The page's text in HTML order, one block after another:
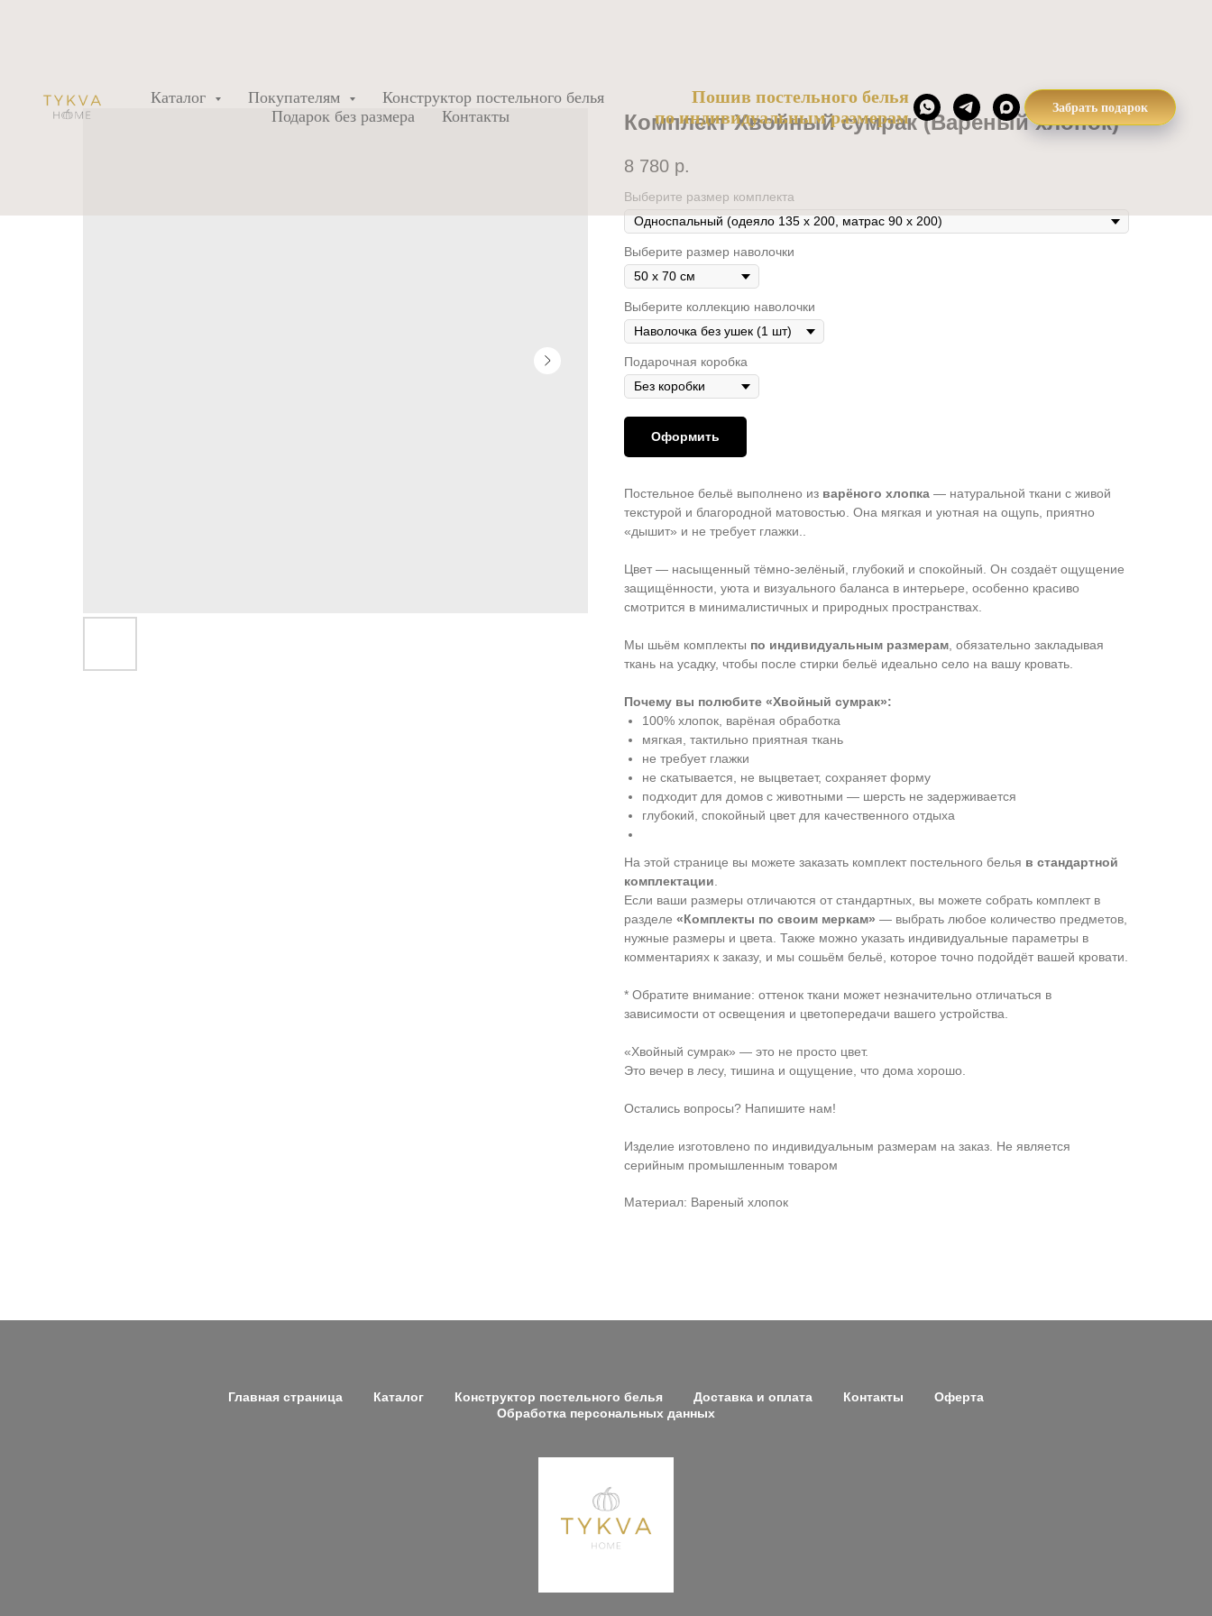
Каталог Покупателям
Конструктор постельного белья
Подарок без размера
Контакты
Пошив постельного белья
по индивидуальным размерам
Забрать подарок
Комплект Хвойный сумрак (Вареный хлопок)
8 780 р.
Выберите размер комплекта
Выберите размер наволочки
Выберите коллекцию наволочки
Подарочная коробка
Оформить
Постельное бельё выполнено из варёного хлопка — натуральной ткани с живой
текстурой и благородной матовостью. Она мягкая и уютная на ощупь, приятно
«дышит» и не требует глажки..
Цвет — насыщенный тёмно-зелёный, глубокий и спокойный. Он создаёт ощущение
защищённости, уюта и визуального баланса в интерьере, особенно красиво
смотрится в минималистичных и природных пространствах.
Мы шьём комплекты по индивидуальным размерам, обязательно закладывая
ткань на усадку, чтобы после стирки бельё идеально село на вашу кровать.
Почему вы полюбите «Хвойный сумрак»:
100% хлопок, варёная обработка
мягкая, тактильно приятная ткань
не требует глажки
не скатывается, не выцветает, сохраняет форму
подходит для домов с животными — шерсть не задерживается
глубокий, спокойный цвет для качественного отдыха
На этой странице вы можете заказать комплект постельного белья в стандартной
комплектации.
Если ваши размеры отличаются от стандартных, вы можете собрать комплект в
разделе «Комплекты по своим меркам» — выбрать любое количество предметов,
нужные размеры и цвета. Также можно указать индивидуальные параметры в
комментариях к заказу, и мы сошьём бельё, которое точно подойдёт вашей кровати.
* Обратите внимание: оттенок ткани может незначительно отличаться в
зависимости от освещения и цветопередачи вашего устройства.
«Хвойный сумрак» — это не просто цвет.
Это вечер в лесу, тишина и ощущение, что дома хорошо.
Остались вопросы? Напишите нам!
Изделие изготовлено по индивидуальным размерам на заказ. Не является
серийным промышленным товаром
Материал: Вареный хлопок
Главная страница Каталог Конструктор постельного белья Доставка и оплата Контакты
Оферта
Обработка персональных данных